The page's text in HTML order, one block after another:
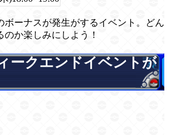
ボーナスが発生がするイベント。どん
か楽しみにしよう！
ークエンドイベントが